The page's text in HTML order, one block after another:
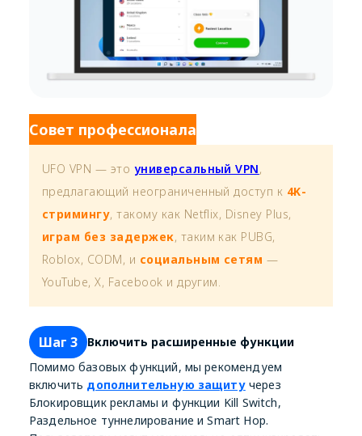
Совет профессионала
UFO VPN — это универсальный VPN,
предлагающий неограниченный доступ к 4K-
стримингу, такому как Netflix, Disney Plus,
играм без задержек, таким как PUBG,
Roblox, CODM, и социальным сетям —
YouTube, X, Facebook и другим.
Шаг 3
Включить расширенные функции
Помимо базовых функций, мы рекомендуем
включить дополнительную защитучерез
Блокировщик рекламы и функции Kill Switch,
Раздельное туннелирование и Smart Hop.